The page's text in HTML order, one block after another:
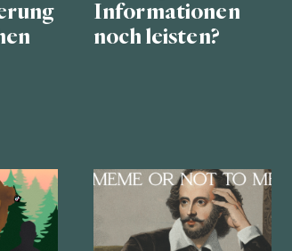
Informationen
noch leisten?